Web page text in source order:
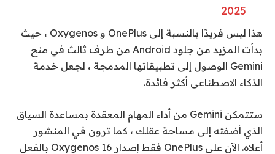
2025
هذا ليس فريدًا بالنسبة إلى OnePlus و Oxygenos ، حيث
بدأت المزيد من جلود Android من طرف ثالث في منح
Gemini الوصول إلى تطبيقاتها المدمجة ، لجعل خدمة
الذكاء الاصطناعى أكثر فائدة.
ستتمكن Gemini من أداء المهام المعقدة بمساعدة السياق
الذي أضفته إلى مساحة عقلك ، كما ترون في المنشور
أعلاه. الآن على OnePlus فقط إصدار Oxygenos 16 بالفعل